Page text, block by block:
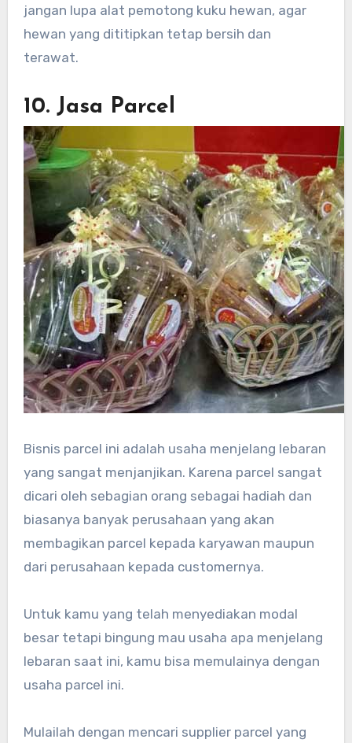
jangan lupa alat pemotong kuku hewan, agar
hewan yang dititipkan tetap bersih dan
terawat.
10. Jasa Parcel
Bisnis parcel ini adalah usaha menjelang lebaran
yang sangat menjanjikan. Karena parcel sangat
dicari oleh sebagian orang sebagai hadiah dan
biasanya banyak perusahaan yang akan
membagikan parcel kepada karyawan maupun
dari perusahaan kepada customernya.
Untuk kamu yang telah menyediakan modal
besar tetapi bingung mau usaha apa menjelang
lebaran saat ini, kamu bisa memulainya dengan
usaha parcel ini.
Mulailah dengan mencari supplier parcel yang